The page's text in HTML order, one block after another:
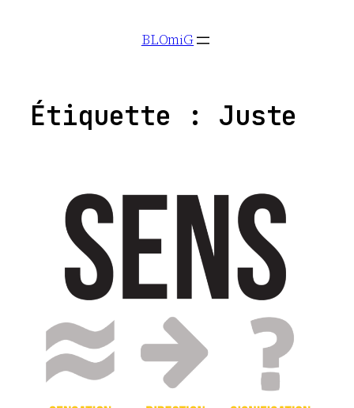
BLOmiG
Étiquette : Juste